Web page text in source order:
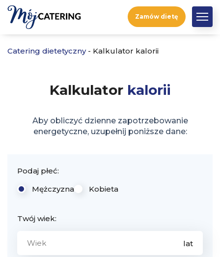
Zamów dietę
Catering dietetyczny- Kalkulator kalorii
Kalkulator kalorii
Aby obliczyć dzienne zapotrzebowanie
energetyczne, uzupełnij poniższe dane:
Podaj płeć:
Mężczyzna
Kobieta
Twój wiek: